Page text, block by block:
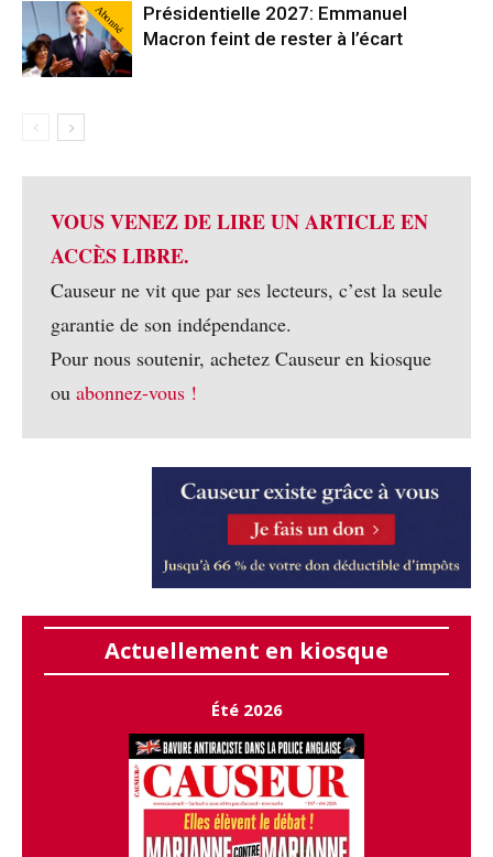
Abonné
Présidentielle 2027: Emmanuel
Macron feint de rester à l’écart
VOUS VENEZ DE LIRE UN ARTICLE EN
ACCÈS LIBRE.
Causeur ne vit que par ses lecteurs, c’est la seule
garantie de son indépendance.
Pour nous soutenir, achetez Causeur en kiosque
ou abonnez-vous !
Actuellement en kiosque
Été 2026